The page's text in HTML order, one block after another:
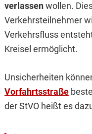
verlassenwollen.
Verkehrsteilnehmer
Verkehrsfluss
Kreisel ermöglicht.
Unsicherheiten
Vorfahrtsstraße
der StVO heißt es